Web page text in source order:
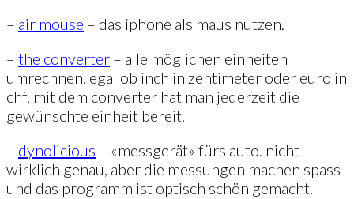
– air mouse – das iphone als maus nutzen.
– the converter – alle möglichen einheiten
umrechnen. egal ob inch in zentimeter oder euro in
chf, mit dem converter hat man jederzeit die
gewünschte einheit bereit.
– dynolicious – «messgerät» fürs auto. nicht
wirklich genau, aber die messungen machen spass
und das programm ist optisch schön gemacht.